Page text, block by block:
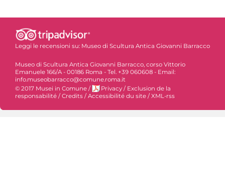
Leggi le recensioni su: Museo di Scultura Antica Giovanni Barracco
Museo di Scultura Antica Giovanni Barracco, corso Vittorio
Emanuele 166/A - 00186 Roma - Tel. +39 060608 - Email:
info.museobarracco@comune.roma.it
© 2017 Musei in Comune / Privacy / Exclusion de la
responsabilité / Credits / Accessibilité du site / XML-rss